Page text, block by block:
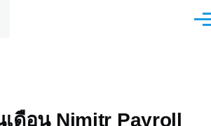
เดือน Nimitr Payroll